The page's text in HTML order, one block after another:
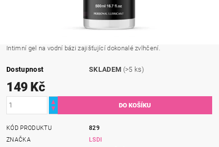
Intimní gel na vodní bázi zajišťující dokonalé zvlhčení.
Dostupnost SKLADEM (>5 ks)
149 Kč
KÓD PRODUKTU
829
ZNAČKA
LSDI